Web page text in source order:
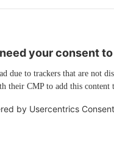
your consent
due to trackers that are not
their CMP to add this content
by Usercentrics